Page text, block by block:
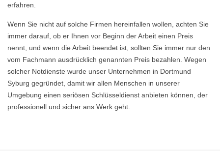
erfahren.
Wenn Sie nicht auf solche Firmen hereinfallen wollen, achten Sie
immer darauf, ob er Ihnen vor Beginn der Arbeit einen Preis
nennt, und wenn die Arbeit beendet ist, sollten Sie immer nur den
vom Fachmann ausdrücklich genannten Preis bezahlen. Wegen
solcher Notdienste wurde unser Unternehmen in Dortmund
Syburg gegründet, damit wir allen Menschen in unserer
Umgebung einen seriösen Schlüsseldienst anbieten können, der
professionell und sicher ans Werk geht.